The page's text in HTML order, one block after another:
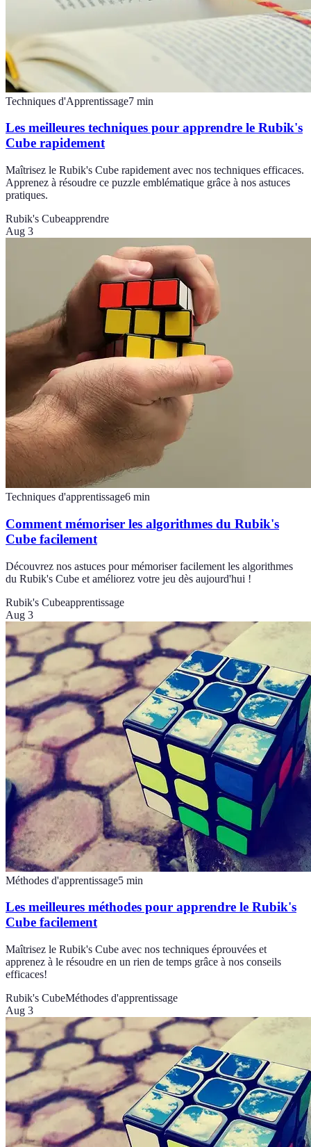
Techniques d'Apprentissage7 min
Les meilleures techniques pour apprendre le Rubik's
Cube rapidement
Maîtrisez le Rubik's Cube rapidement avec nos techniques efficaces.
Apprenez à résoudre ce puzzle emblématique grâce à nos astuces
pratiques.
Rubik's Cubeapprendre
Aug 3
Techniques d'apprentissage6 min
Comment mémoriser les algorithmes du Rubik's
Cube facilement
Découvrez nos astuces pour mémoriser facilement les algorithmes
du Rubik's Cube et améliorez votre jeu dès aujourd'hui !
Rubik's Cubeapprentissage
Aug 3
Méthodes d'apprentissage5 min
Les meilleures méthodes pour apprendre le Rubik's
Cube facilement
Maîtrisez le Rubik's Cube avec nos techniques éprouvées et
apprenez à le résoudre en un rien de temps grâce à nos conseils
efficaces!
Rubik's CubeMéthodes d'apprentissage
Aug 3